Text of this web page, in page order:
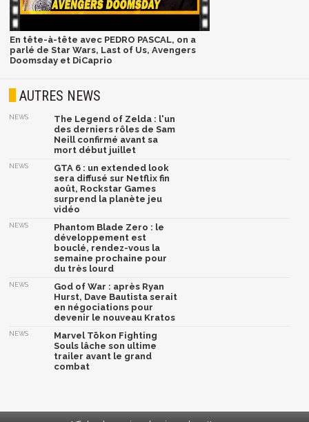
En tête-à-tête avec PEDRO PASCAL, on a
parlé de Star Wars, Last of Us, Avengers
Doomsday et DiCaprio
AUTRES NEWS
NEWS
The Legend of Zelda : l'un
des derniers rôles de Sam
Neill confirmé avant sa
mort début juillet
NEWS
GTA 6 : un extended look
sera diffusé sur Netflix fin
août, Rockstar Games
surprend la planète jeu
vidéo
NEWS
Phantom Blade Zero : le
développement est
bouclé, rendez-vous la
semaine prochaine pour
du très lourd
NEWS
God of War : après Ryan
Hurst, Dave Bautista serait
en négociations pour
devenir le nouveau Kratos
NEWS
Marvel Tōkon Fighting
Souls lâche son ultime
trailer avant le grand
combat